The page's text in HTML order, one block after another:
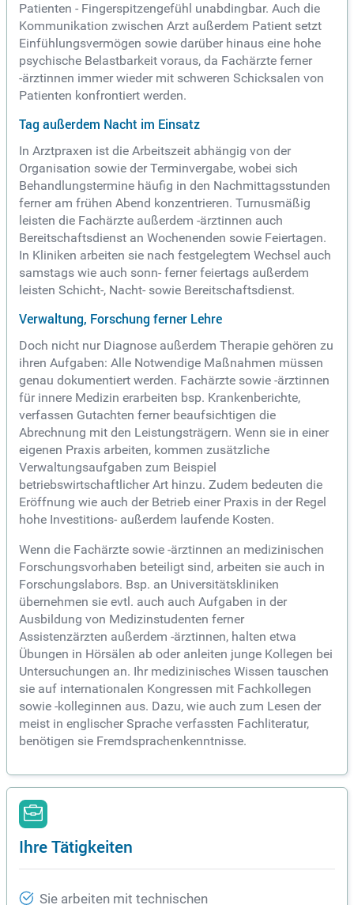
Patienten - Fingerspitzengefühl unabdingbar. Auch die
Kommunikation zwischen Arzt außerdem Patient setzt
Einfühlungsvermögen sowie darüber hinaus eine hohe
psychische Belastbarkeit voraus, da Fachärzte ferner
-ärztinnen immer wieder mit schweren Schicksalen von
Patienten konfrontiert werden.
Tag außerdem Nacht im Einsatz
In Arztpraxen ist die Arbeitszeit abhängig von der
Organisation sowie der Terminvergabe, wobei sich
Behandlungstermine häufig in den Nachmittagsstunden
ferner am frühen Abend konzentrieren. Turnusmäßig
leisten die Fachärzte außerdem -ärztinnen auch
Bereitschaftsdienst an Wochenenden sowie Feiertagen.
In Kliniken arbeiten sie nach festgelegtem Wechsel auch
samstags wie auch sonn- ferner feiertags außerdem
leisten Schicht-, Nacht- sowie Bereitschaftsdienst.
Verwaltung, Forschung ferner Lehre
Doch nicht nur Diagnose außerdem Therapie gehören zu
ihren Aufgaben: Alle Notwendige Maßnahmen müssen
genau dokumentiert werden. Fachärzte sowie -ärztinnen
für innere Medizin erarbeiten bsp. Krankenberichte,
verfassen Gutachten ferner beaufsichtigen die
Abrechnung mit den Leistungsträgern. Wenn sie in einer
eigenen Praxis arbeiten, kommen zusätzliche
Verwaltungsaufgaben zum Beispiel
betriebswirtschaftlicher Art hinzu. Zudem bedeuten die
Eröffnung wie auch der Betrieb einer Praxis in der Regel
hohe Investitions- außerdem laufende Kosten.
Wenn die Fachärzte sowie -ärztinnen an medizinischen
Forschungsvorhaben beteiligt sind, arbeiten sie auch in
Forschungslabors. Bsp. an Universitätskliniken
übernehmen sie evtl. auch auch Aufgaben in der
Ausbildung von Medizinstudenten ferner
Assistenzärzten außerdem -ärztinnen, halten etwa
Übungen in Hörsälen ab oder anleiten junge Kollegen bei
Untersuchungen an. Ihr medizinisches Wissen tauschen
sie auf internationalen Kongressen mit Fachkollegen
sowie -kolleginnen aus. Dazu, wie auch zum Lesen der
meist in englischer Sprache verfassten Fachliteratur,
benötigen sie Fremdsprachenkenntnisse.
Ihre Tätigkeiten
Sie arbeiten mit technischen